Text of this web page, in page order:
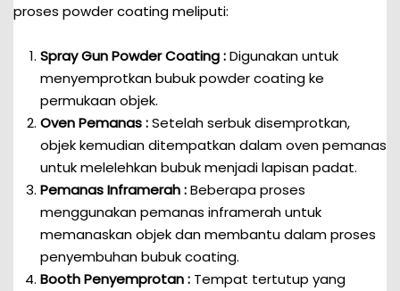
proses powder coating meliputi:
Spray Gun Powder Coating :Digunakan untuk
menyemprotkan bubuk powder coating ke
permukaan objek.
Oven Pemanas :Setelah serbuk disemprotkan,
objek kemudian ditempatkan dalam oven pemanas
untuk melelehkan bubuk menjadi lapisan padat.
Pemanas Inframerah :Beberapa proses
menggunakan pemanas inframerah untuk
memanaskan objek dan membantu dalam proses
penyembuhan bubuk coating.
Booth Penyemprotan : Tempat tertutup yang